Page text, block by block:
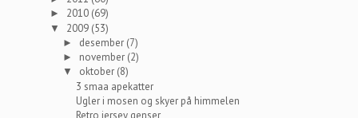
► 2010 (69)
▼ 2009 (53)
► desember (7)
► november (2)
▼ oktober (8)
3 smaa apekatter
Ugler i mosen og skyer på himmelen